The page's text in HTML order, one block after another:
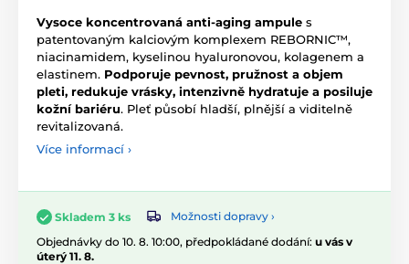
Vysoce koncentrovaná anti-aging ampule s
patentovaným kalciovým komplexem REBORNIC™,
niacinamidem, kyselinou hyaluronovou, kolagenem a
elastinem. Podporuje pevnost, pružnost a objem
pleti, redukuje vrásky, intenzivně hydratuje a posiluje
kožní bariéru. Pleť působí hladší, plnější a viditelně
revitalizovaná.
Více informací ›
Skladem 3 ks
Možnosti dopravy ›
Objednávky do 10. 8. 10:00, předpokládané dodání: u vás v
úterý 11. 8.